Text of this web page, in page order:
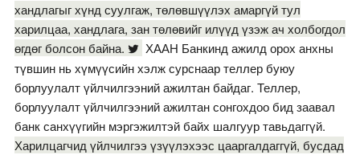
хандлагыг хүнд суулгаж, төлөвшүүлэх амаргүй тул
харилцаа, хандлага, зан төлөвийг илүүд үзэж ач холбогдол
өгдөг болсон байна.
ХААН Банкинд ажилд орох анхны
түвшин нь хүмүүсийн хэлж сурснаар теллер буюу
борлуулалт үйлчилгээний ажилтан байдаг. Теллер,
борлуулалт үйлчилгээний ажилтан сонгохдоо бид заавал
банк санхүүгийн мэргэжилтэй байх шалгуур тавьдаггүй.
Харилцагчид үйлчилгээ үзүүлэхээс цааргалдаггүй, бусдад